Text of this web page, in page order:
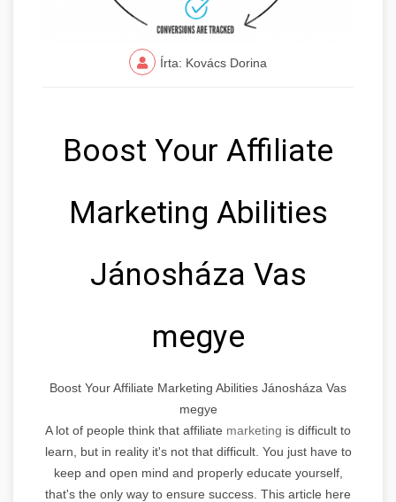
Írta: Kovács Dorina
Boost Your Affiliate
Marketing Abilities
Jánosháza Vas
megye
Boost Your Affiliate Marketing Abilities Jánosháza Vas
megye
A lot of people think that affiliate marketing is difficult to
learn, but in reality it's not that difficult. You just have to
keep and open mind and properly educate yourself,
that's the only way to ensure success. This article here